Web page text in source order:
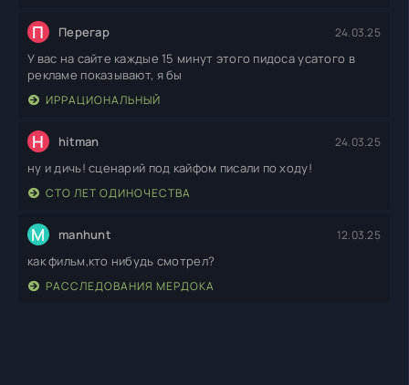
П Перегар 24.03.25
У вас на сайте каждые 15 минут этого пидоса усатого в
рекламе показывают, я бы
ИРРАЦИОНАЛЬНЫЙ
H hitman 24.03.25
ну и дичь! сценарий под кайфом писали по ходу!
СТО ЛЕТ ОДИНОЧЕСТВА
M manhunt 12.03.25
как фильм,кто нибудь смотрел?
РАССЛЕДОВАНИЯ МЕРДОКА